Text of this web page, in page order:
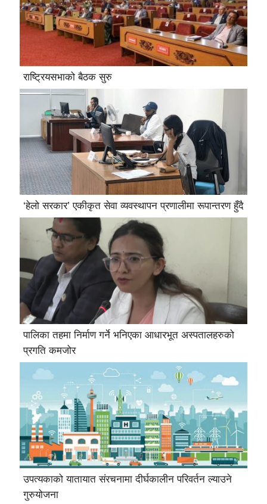
राष्ट्रियसभाको बैठक सुरु
‘हेलो सरकार’ एकीकृत सेवा व्यवस्थापन प्रणालीमा रूपान्तरण हुँदै
पालिका तहमा निर्माण गर्ने भनिएका आधारभूत अस्पतालहरुको
प्रगति कमजोर
उपत्यकाको यातायात संरचनामा दीर्घकालीन परिवर्तन ल्याउने
गुरुयोजना